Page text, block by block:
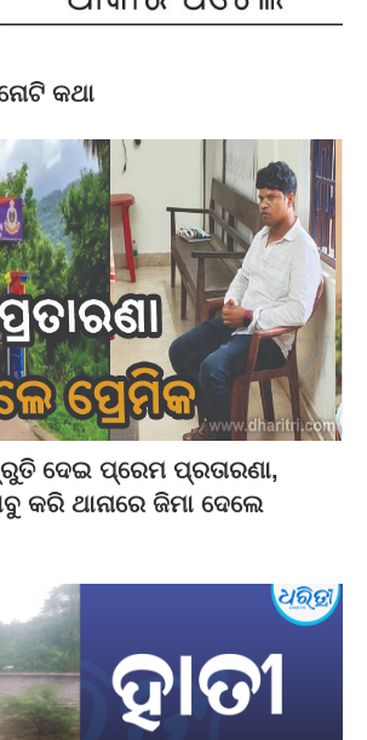
କଥା
ଦେଇ ପ୍ରେମ ପ୍ରତାରଣା,
କରି ଥାନାରେ ଜିମା ଦେଲେ